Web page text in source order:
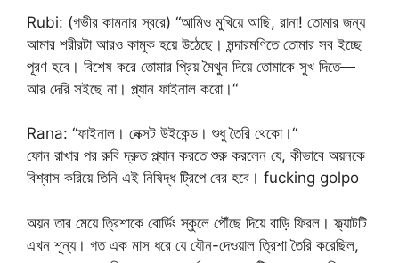
Rubi: (গভীর কামনার স্বরে) “আমিও মুখিয়ে আছি, রানা! তোমার জন্য
আমার শরীরটা আরও কামুক হয়ে উঠেছে। মন্দারমণিতে তোমার সব ইচ্ছে
পূরণ হবে। বিশেষ করে তোমার প্রিয় মৈথুন দিয়ে তোমাকে সুখ দিতে—
আর দেরি সইছে না। প্ল্যান ফাইনাল করো।“
Rana: “ফাইনাল। নেক্সট উইকেন্ড। শুধু তৈরি থেকো।“
ফোন রাখার পর রুবি দ্রুত প্ল্যান করতে শুরু করলেন যে, কীভাবে অয়নকে
বিশ্বাস করিয়ে তিনি এই নিষিদ্ধ ট্রিপে বের হবে। fucking golpo
অয়ন তার মেয়ে ত্রিশাকে বোর্ডিং স্কুলে পৌঁছে দিয়ে বাড়ি ফিরল। ফ্ল্যাটটি
এখন শূন্য। গত এক মাস ধরে যে যৌন-দেওয়াল ত্রিশা তৈরি করেছিল,